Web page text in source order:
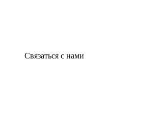
Связаться с нами